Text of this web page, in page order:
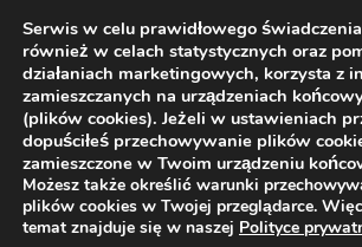
Serwis w celu prawidłowego świadczenia
również w celach statystycznych oraz
działaniach marketingowych, korzysta z
zamieszczanych na urządzeniach
(plików cookies). Jeżeli w ustawieniach
dopuściłeś przechowywanie plików
zamieszczone w Twoim urządzeniu
Możesz także określić warunki
plików cookies w Twojej przeglądarce.
temat znajduje się w naszej Polityce